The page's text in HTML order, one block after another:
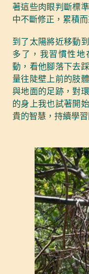
著這些肉眼判斷標
中不斷修正，累積
到了太陽將近移動
多了，我習慣性地
動，看他腳落下去
量往陡壁上前的肢
與地面的足跡，對
的身上我也試著開
貴的智慧，持續學